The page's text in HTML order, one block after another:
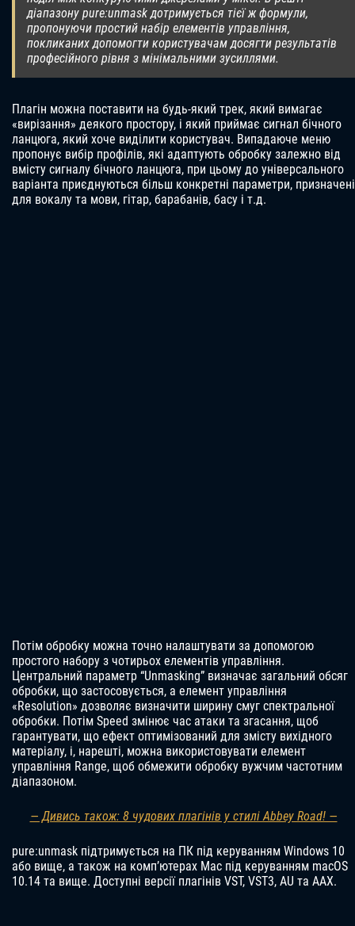
діапазону pure:unmask дотримується тієї ж формули,
пропонуючи простий набір елементів управління,
покликаних допомогти користувачам досягти результатів
професійного рівня з мінімальними зусиллями.
Плагін можна поставити на будь-який трек, який вимагає
«вирізання» деякого простору, і який приймає сигнал бічного
ланцюга, який хоче виділити користувач. Випадаюче меню
пропонує вибір профілів, які адаптують обробку залежно від
вмісту сигналу бічного ланцюга, при цьому до універсального
варіанта приєднуються більш конкретні параметри, призначені
для вокалу та мови, гітар, барабанів, басу і т.д.
Потім обробку можна точно налаштувати за допомогою
простого набору з чотирьох елементів управління.
Центральний параметр “Unmasking” визначає загальний обсяг
обробки, що застосовується, а елемент управління
«Resolution» дозволяє визначити ширину смуг спектральної
обробки. Потім Speed змінює час атаки та згасання, щоб
гарантувати, що ефект оптимізований для змісту вихідного
матеріалу, і, нарешті, можна використовувати елемент
управління Range, щоб обмежити обробку вужчим частотним
діапазоном.
— Дивись також: 8 чудових плагінів у стилі Abbey Road! —
pure:unmask підтримується на ПК під керуванням Windows 10
або вище, а також на комп’ютерах Mac під керуванням macOS
10.14 та вище. Доступні версії плагінів VST, VST3, AU та AAX.